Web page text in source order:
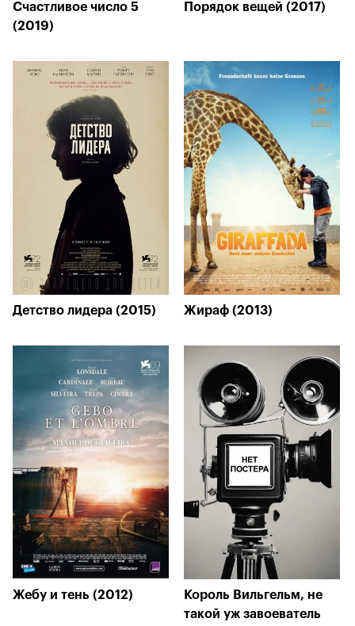
Счастливое число 5
(2019)
Порядок вещей (2017)
Детство лидера (2015) Жираф (2013)
Жебу и тень (2012)
Король Вильгельм, не
такой уж завоеватель